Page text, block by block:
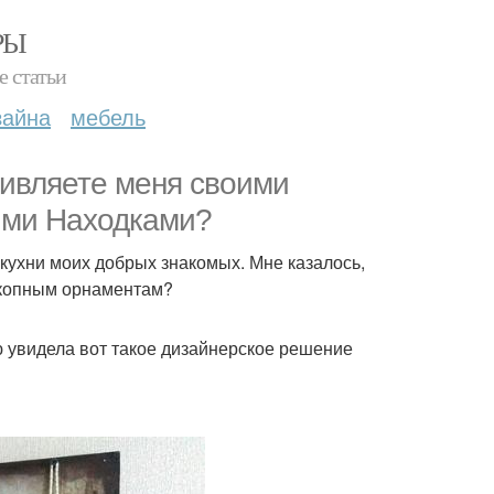
статьи
мебель
меня своими
Находками?
моих добрых знакомых. Мне казалось,
орнаментам?
вот такое дизайнерское решение